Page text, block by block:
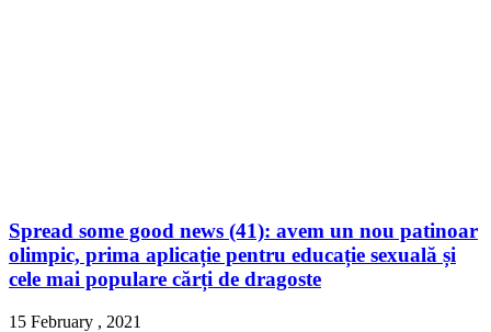
Spread some good news (41): avem un nou patinoar
olimpic, prima aplicație pentru educație sexuală și
cele mai populare cărți de dragoste
15 February , 2021